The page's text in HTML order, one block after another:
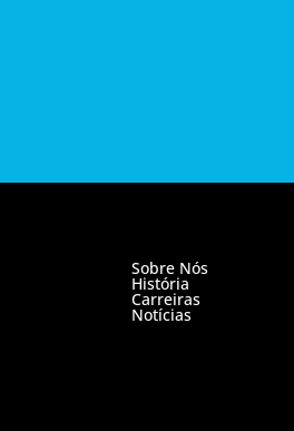
Sobre Nós
História
Carreiras
Notícias